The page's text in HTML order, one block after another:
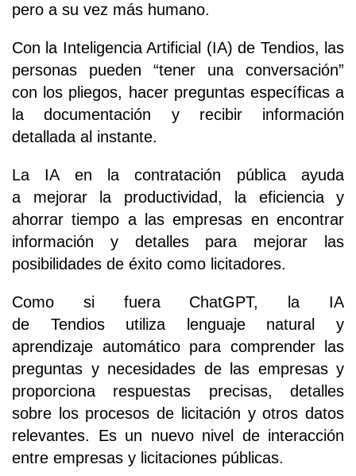
pero a su vez más humano.
Con la Inteligencia Artificial (IA) de Tendios, las
personas pueden “tener una conversación”
con los pliegos, hacer preguntas específicas a
la documentación y recibir información
detallada al instante.
La IA en la contratación pública ayuda
a mejorar la productividad, la eficiencia y
ahorrar tiempo a las empresas en encontrar
información y detalles para mejorar las
posibilidades de éxito como licitadores.
Como si fuera ChatGPT, la IA
de Tendios utiliza lenguaje natural y
aprendizaje automático para comprender las
preguntas y necesidades de las empresas y
proporciona respuestas precisas, detalles
sobre los procesos de licitación y otros datos
relevantes. Es un nuevo nivel de interacción
entre empresas y licitaciones públicas.